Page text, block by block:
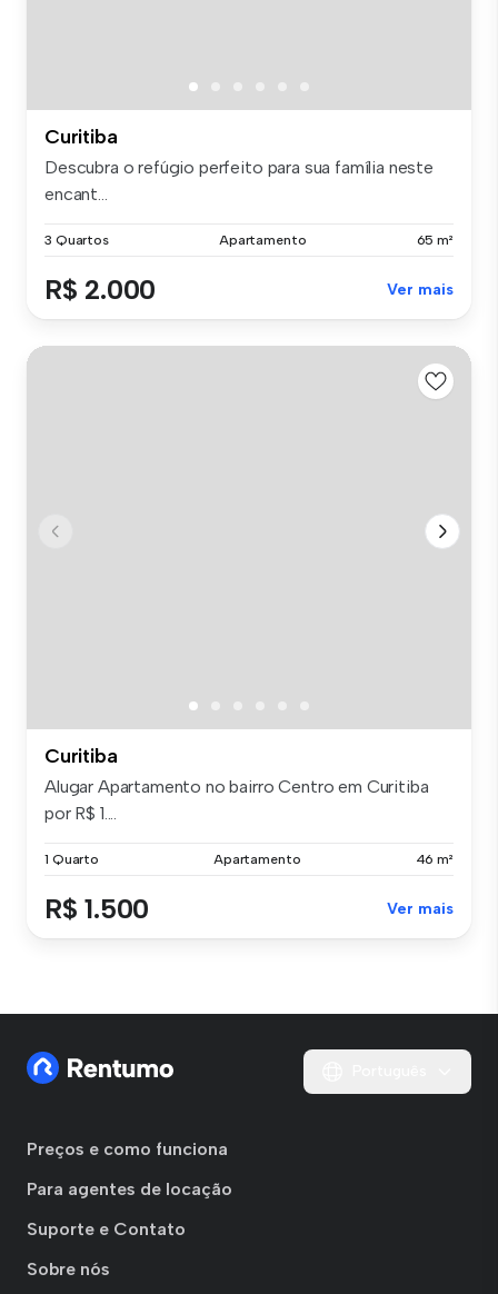
Curitiba
Descubra o refúgio perfeito para sua família neste
encant...
3 Quartos Apartamento 65 m²
R$ 2.000 Ver mais
Curitiba
Alugar Apartamento no bairro Centro em Curitiba
por R$ 1....
1 Quarto Apartamento 46 m²
R$ 1.500 Ver mais
Preços e como funciona
Para agentes de locação
Suporte e Contato
Sobre nós